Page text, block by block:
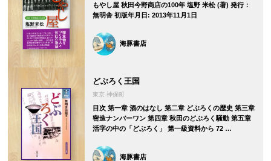
もやし屋 秋田今野商店の100年 塩野 米松 (著) 発行：
無明舎 初版年月日: 2013年11月1日
海豚書店
どぶろく王国
東京 神保町
目次 第一章 酒のはなし 第二章 どぶろくの歴史 第三章
密造ナンバーワン 第四章 秋田のどぶろく騒動 第五章
活字の中の「どぶろく」 第一級資料から 72 …
海豚書店